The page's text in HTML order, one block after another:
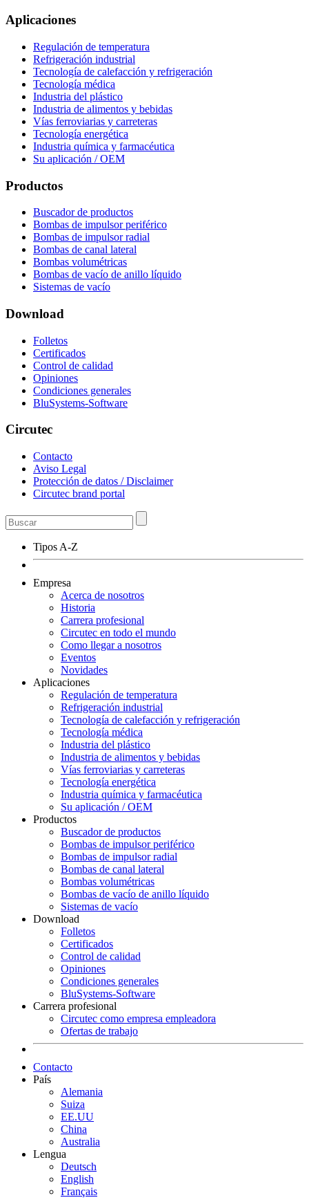
Aplicaciones
Regulación de temperatura
Refrigeración industrial
Tecnología de calefacción y refrigeración
Tecnología médica
Industria del plástico
Industria de alimentos y bebidas
Vías ferroviarias y carreteras
Tecnología energética
Industria química y farmacéutica
Su aplicación / OEM
Productos
Buscador de productos
Bombas de impulsor periférico
Bombas de impulsor radial
Bombas de canal lateral
Bombas volumétricas
Bombas de vacío de anillo líquido
Sistemas de vacío
Download
Folletos
Certificados
Control de calidad
Opiniones
Condiciones generales
BluSystems-Software
Circutec
Contacto
Aviso Legal
Protección de datos / Disclaimer
Circutec brand portal
Tipos A-Z
Empresa
Acerca de nosotros
Historia
Carrera profesional
Circutec en todo el mundo
Como llegar a nosotros
Eventos
Novidades
Aplicaciones
Regulación de temperatura
Refrigeración industrial
Tecnología de calefacción y refrigeración
Tecnología médica
Industria del plástico
Industria de alimentos y bebidas
Vías ferroviarias y carreteras
Tecnología energética
Industria química y farmacéutica
Su aplicación / OEM
Productos
Buscador de productos
Bombas de impulsor periférico
Bombas de impulsor radial
Bombas de canal lateral
Bombas volumétricas
Bombas de vacío de anillo líquido
Sistemas de vacío
Download
Folletos
Certificados
Control de calidad
Opiniones
Condiciones generales
BluSystems-Software
Carrera profesional
Circutec como empresa empleadora
Ofertas de trabajo
Contacto
País
Alemania
Suiza
EE.UU
China
Australia
Lengua
Deutsch
English
Français